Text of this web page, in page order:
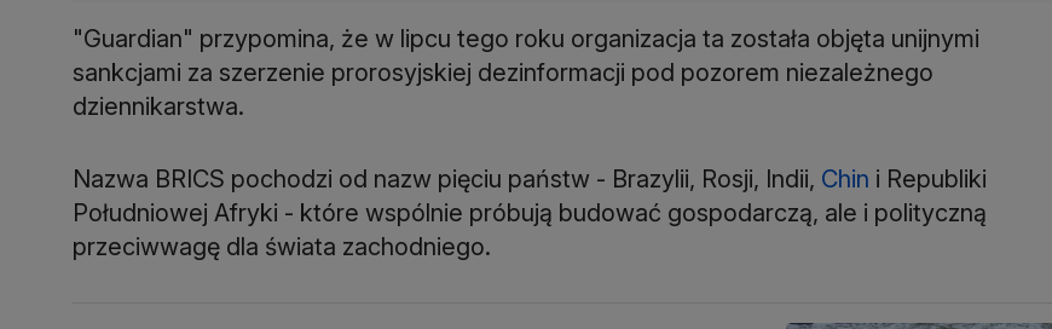
"Guardian" przypomina, że w lipcu tego roku organizacja ta została objęta unijnymi
sankcjami za szerzenie prorosyjskiej dezinformacji pod pozorem niezależnego
dziennikarstwa.
Nazwa BRICS pochodzi od nazw pięciu państw - Brazylii, Rosji, Indii, Chin i Republiki
Południowej Afryki - które wspólnie próbują budować gospodarczą, ale i polityczną
przeciwwagę dla świata zachodniego.